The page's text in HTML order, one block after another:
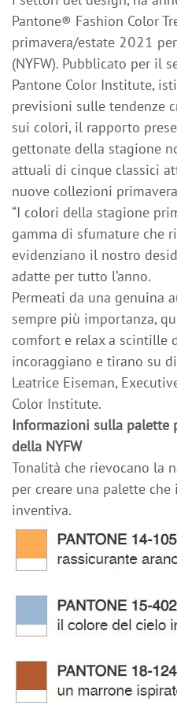
Pantone® Fashion Color
primavera/estate 2021 per
(NYFW). Pubblicato per il
Pantone Color Institute,
previsioni sulle tendenze
sui colori, il rapporto
gettonate della stagione
attuali di cinque classici
nuove collezioni
“I colori della stagione
gamma di sfumature che
evidenziano il nostro
adatte per tutto l’anno.
Permeati da una genuina
sempre più importanza,
comfort e relax a scintille
incoraggiano e tirano su
Leatrice Eiseman,
Color Institute.
Informazioni sulla palette
della NYFW
Tonalità che rievocano la
per creare una palette
inventiva.